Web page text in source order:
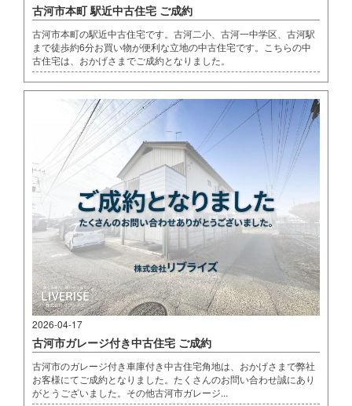
古河市本町 駅近中古住宅 ご成約
古河市本町の駅近中古住宅です。古河二小、古河一中学区、古河駅
まで徒歩約6分お買い物が便利な立地の中古住宅です。こちらの中
古住宅は、おかげさまでご成約となりました。
2026-04-17
古河市ガレージ付き中古住宅 ご成約
古河市のガレージ付き車庫付き中古住宅角地は、おかげさまで弊社
お客様にてご成約となりました。たくさんのお問い合わせ誠にあり
がとうございました。その他古河市ガレージ...